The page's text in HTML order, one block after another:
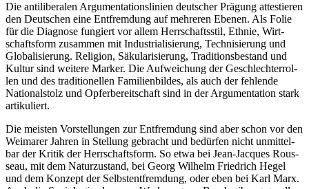
Die anti­li­be­ra­len Argu­men­ta­ti­ons­li­nien deut­scher Prägung attes­tie­ren
den Deut­schen eine Ent­frem­dung auf meh­re­ren Ebenen. Als Folie
für die Dia­gnose fun­giert vor allem Herr­schafts­stil, Ethnie, Wirt­
schafts­form zusam­men mit Indus­tria­li­sie­rung, Tech­ni­sie­rung und
Glo­ba­li­sie­rung. Reli­gion, Säku­la­ri­sie­rung, Tra­di­ti­ons­be­stand und
Kultur sind weitere Marker. Die Auf­wei­chung der Geschlech­ter­rol­
len und des tra­di­tio­nel­len Fami­li­en­bil­des, als auch der feh­lende
Natio­nal­stolz und Opfer­be­reit­schaft sind in der Argu­men­ta­tion stark
artikuliert.
Die meisten Vor­stel­lun­gen zur Ent­frem­dung sind aber schon vor den
Wei­ma­rer Jahren in Stel­lung gebracht und bedür­fen nicht unmit­tel­
bar der Kritik der Herr­schafts­form. So etwa bei Jean-Jacques Rous­
seau, mit dem Natur­zu­stand, bei Georg Wilhelm Fried­rich Hegel
und dem Konzept der Selbst­ent­frem­dung, oder eben bei Karl Marx.